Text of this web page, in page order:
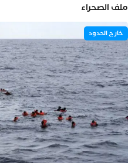
ملف الصحراء
خارج الحدود